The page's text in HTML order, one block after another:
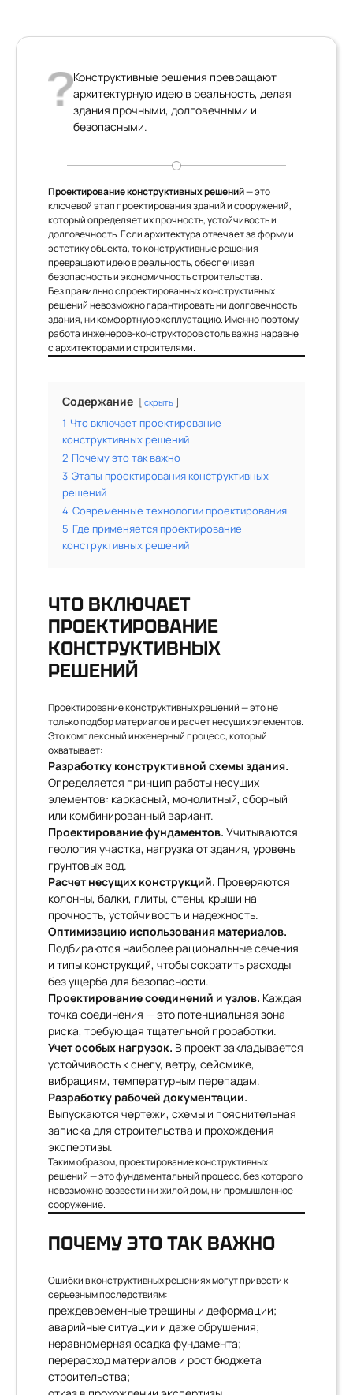
Конструктивные решения превращают
архитектурную идею в реальность, делая
здания прочными, долговечными и
безопасными.
Проектирование конструктивных решений— это
ключевой этап проектирования зданий и сооружений,
который определяет их прочность, устойчивость и
долговечность. Если архитектура отвечает за форму и
эстетику объекта, то конструктивные решения
превращают идею в реальность, обеспечивая
безопасность и экономичность строительства.
Без правильно спроектированных конструктивных
решений невозможно гарантировать ни долговечность
здания, ни комфортную эксплуатацию. Именно поэтому
работа инженеров-конструкторов столь важна наравне
с архитекторами и строителями.
Содержание скрыть
1 Что включает проектирование
конструктивных решений
2 Почему это так важно
3 Этапы проектирования конструктивных
решений
4 Современные технологии проектирования
5 Где применяется проектирование
конструктивных решений
ЧТО ВКЛЮЧАЕТ
ПРОЕКТИРОВАНИЕ
КОНСТРУКТИВНЫХ
РЕШЕНИЙ
Проектирование конструктивных решений — это не
только подбор материалов и расчет несущих элементов.
Это комплексный инженерный процесс, который
охватывает:
Разработку конструктивной схемы здания.
Определяется принцип работы несущих
элементов: каркасный, монолитный, сборный
или комбинированный вариант.
Проектирование фундаментов. Учитываются
геология участка, нагрузка от здания, уровень
грунтовых вод.
Расчет несущих конструкций. Проверяются
колонны, балки, плиты, стены, крыши на
прочность, устойчивость и надежность.
Оптимизацию использования материалов.
Подбираются наиболее рациональные сечения
и типы конструкций, чтобы сократить расходы
без ущерба для безопасности.
Проектирование соединений и узлов. Каждая
точка соединения — это потенциальная зона
риска, требующая тщательной проработки.
Учет особых нагрузок. В проект закладывается
устойчивость к снегу, ветру, сейсмике,
вибрациям, температурным перепадам.
Разработку рабочей документации.
Выпускаются чертежи, схемы и пояснительная
записка для строительства и прохождения
экспертизы.
Таким образом, проектирование конструктивных
решений — это фундаментальный процесс, без которого
невозможно возвести ни жилой дом, ни промышленное
сооружение.
ПОЧЕМУ ЭТО ТАК ВАЖНО
Ошибки в конструктивных решениях могут привести к
серьезным последствиям:
преждевременные трещины и деформации;
аварийные ситуации и даже обрушения;
неравномерная осадка фундамента;
перерасход материалов и рост бюджета
строительства;